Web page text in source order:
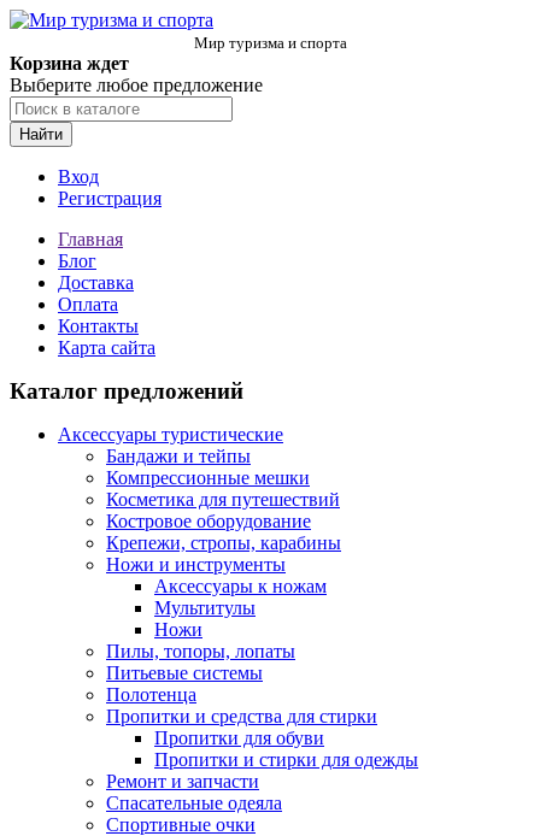
Мир туризма и спорта
Корзина ждет
Выберите любое предложение
Найти
Вход
Регистрация
Главная
Блог
Доставка
Оплата
Контакты
Карта сайта
Каталог предложений
Аксессуары туристические
Бандажи и тейпы
Компрессионные мешки
Косметика для путешествий
Костровое оборудование
Крепежи, стропы, карабины
Ножи и инструменты
Аксессуары к ножам
Мультитулы
Ножи
Пилы, топоры, лопаты
Питьевые системы
Полотенца
Пропитки и средства для стирки
Пропитки для обуви
Пропитки и стирки для одежды
Ремонт и запчасти
Спасательные одеяла
Спортивные очки